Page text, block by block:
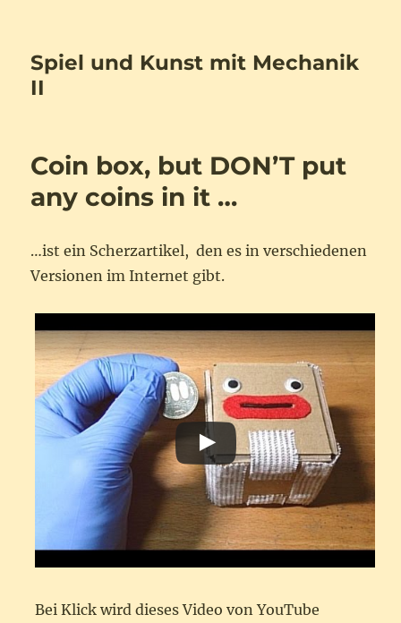
Spiel und Kunst mit Mechanik
II
Coin box, but DON’T put
any coins in it …
…ist ein Scherzartikel, den es in verschiedenen
Versionen im Internet gibt.
Bei Klick wird dieses Video von YouTube